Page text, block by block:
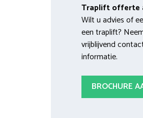
Traplift offerte
Wilt u advies of
een traplift?
vrijblijvend
informatie.
BROCHURE